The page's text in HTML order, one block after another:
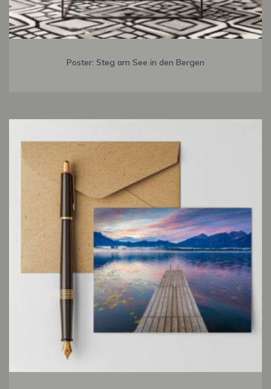
Poster: Steg am See in den Bergen